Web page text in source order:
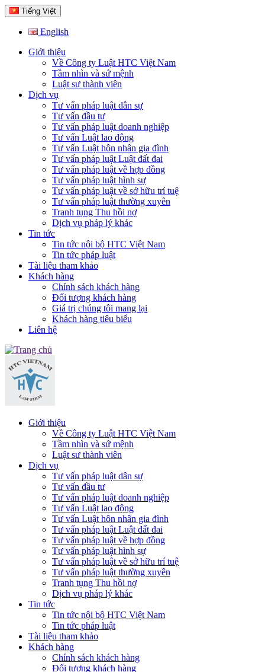
Tiếng Việt
English
Giới thiệu
Về Công ty Luật HTC Việt Nam
Tầm nhìn và sứ mệnh
Luật sư thành viên
Dịch vụ
Tư vấn pháp luật dân sự
Tư vấn đầu tư
Tư vấn pháp luật doanh nghiệp
Tư vấn Luật lao động
Tư vấn Luật hôn nhân gia đình
Tư vấn pháp luật Luật đất đai
Tư vấn pháp luật về hợp đồng
Tư vấn pháp luật hình sự
Tư vấn pháp luật về sở hữu trí tuệ
Tư vấn pháp luật thường xuyên
Tranh tụng Thu hồi nợ
Dịch vụ pháp lý khác
Tin tức
Tin tức nội bộ HTC Việt Nam
Tin tức pháp luật
Tài liệu tham khảo
Khách hàng
Chính sách khách hàng
Đối tượng khách hàng
Giá trị chúng tôi mang lại
Khách hàng tiêu biểu
Liên hệ
Giới thiệu
Về Công ty Luật HTC Việt Nam
Tầm nhìn và sứ mệnh
Luật sư thành viên
Dịch vụ
Tư vấn pháp luật dân sự
Tư vấn đầu tư
Tư vấn pháp luật doanh nghiệp
Tư vấn Luật lao động
Tư vấn Luật hôn nhân gia đình
Tư vấn pháp luật Luật đất đai
Tư vấn pháp luật về hợp đồng
Tư vấn pháp luật hình sự
Tư vấn pháp luật về sở hữu trí tuệ
Tư vấn pháp luật thường xuyên
Tranh tụng Thu hồi nợ
Dịch vụ pháp lý khác
Tin tức
Tin tức nội bộ HTC Việt Nam
Tin tức pháp luật
Tài liệu tham khảo
Khách hàng
Chính sách khách hàng
Đối tượng khách hàng